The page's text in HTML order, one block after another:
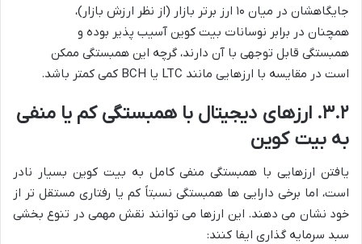
جایگاهشان در میان ۱۰ ارز برتر بازار (از نظر ارزش بازار)،
همچنان در برابر نوسانات بیت کوین آسیب پذیر بوده و
همبستگی قابل توجهی با آن دارند، گرچه این همبستگی ممکن
است در مقایسه با ارزهایی مانند LTC یا BCH کمی کمتر باشد.
۳.۲. ارزهای دیجیتال با همبستگی کم یا منفی
به بیت کوین
یافتن ارزهایی با همبستگی منفی کامل به بیت کوین بسیار نادر
است، اما برخی دارایی ها همبستگی نسبتاً کم یا رفتاری مستقل تر از
خود نشان می دهند. این ارزها می توانند نقش مهمی در تنوع بخشی
سبد سرمایه گذاری ایفا کنند: